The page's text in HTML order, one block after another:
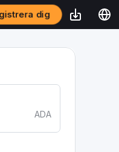
dig
ADA